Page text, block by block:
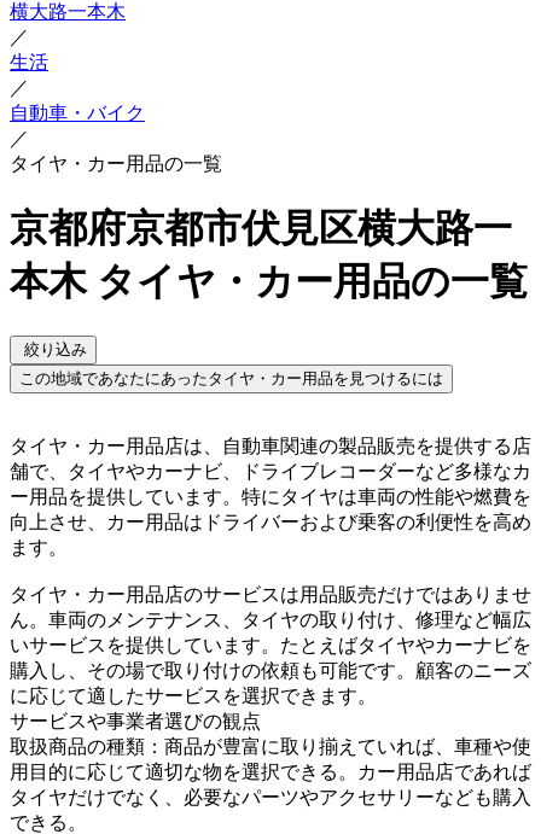
横大路一本木
／
生活
／
自動車・バイク
／
タイヤ・カー用品の一覧
京都府京都市伏見区横大路一
本木 タイヤ・カー用品の一覧
絞り込み
この地域であなたにあったタイヤ・カー用品を見つけるには
タイヤ・カー用品店は、自動車関連の製品販売を提供する店
舗で、タイヤやカーナビ、ドライブレコーダーなど多様なカ
ー用品を提供しています。特にタイヤは車両の性能や燃費を
向上させ、カー用品はドライバーおよび乗客の利便性を高め
ます。
タイヤ・カー用品店のサービスは用品販売だけではありませ
ん。車両のメンテナンス、タイヤの取り付け、修理など幅広
いサービスを提供しています。たとえばタイヤやカーナビを
購入し、その場で取り付けの依頼も可能です。顧客のニーズ
に応じて適したサービスを選択できます。
サービスや事業者選びの観点
取扱商品の種類：商品が豊富に取り揃えていれば、車種や使
用目的に応じて適切な物を選択できる。カー用品店であれば
タイヤだけでなく、必要なパーツやアクセサリーなども購入
できる。